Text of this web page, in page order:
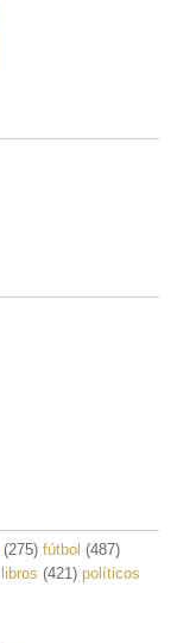
(275) fútbol (487)
libros (421) políticos